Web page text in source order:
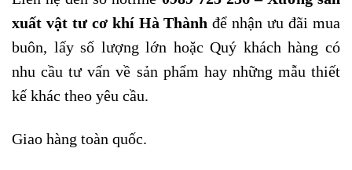
xuất vật tư cơ khí Hà Thành để nhận ưu đãi mua
buôn, lấy số lượng lớn hoặc Quý khách hàng có
nhu cầu tư vấn về sản phẩm hay những mẫu thiết
kế khác theo yêu cầu.
Giao hàng toàn quốc.